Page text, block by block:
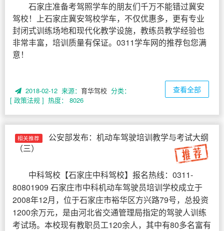
石家庄准备考驾照学车的朋友们千万不能错过冀安
驾校！上石家庄冀安驾校学车，不仅优惠多，更有专业
封闭式训练场地和现代化教学设施，教练员教学经验也
非常丰富，培训质量有保证。0311学车网的推荐包您满
意！
2018-02-12 来源：育华驾校 分类：
[ 政策法规 ] 热度： 8026
查看全部
相关推荐
公安部发布：机动车驾驶培训教学与考试大纲
（三）
中科驾校 【石家庄中科驾校】报名热线：0311-
80801909 石家庄市中科机动车驾驶员培训学校成立于
2008年12月，位于石家庄市裕华区方兴路79号，总投资
1200余万元，是由河北省交通管理局指定的驾驶人训练
考试场。本校现有教职员工120余人，其中有80多名富有